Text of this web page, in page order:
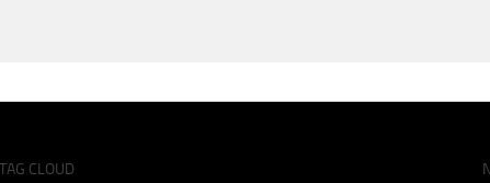
TAG CLOUD